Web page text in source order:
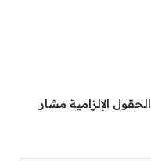
الحقول الإلزامية مشار